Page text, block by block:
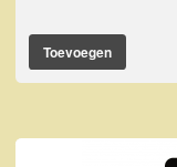
Toevoegen